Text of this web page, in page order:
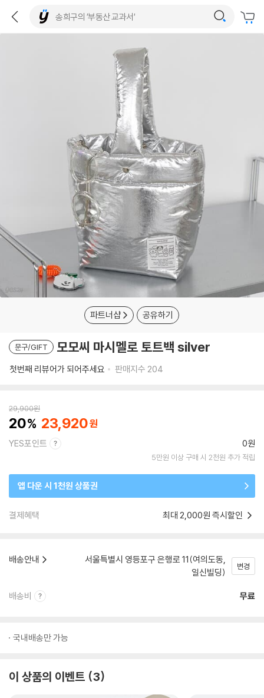
파트너샵 공유하기
문구/GIFT 모모씨 마시멜로 토트백 silver
첫번째 리뷰어가 되어주세요 판매지수 204
29,900원
20 23,920
YES포인트 0원
5만원 이상 구매 시 2천원 추가 적립
앱 다운 시 1천원 상품권
결제혜택 최대 2,000원 즉시할인
배송안내
서울특별시 영등포구 은행로 11(여의도동,
일신빌딩)
변경
배송비 무료
국내배송만 가능
이 상품의 이벤트 3